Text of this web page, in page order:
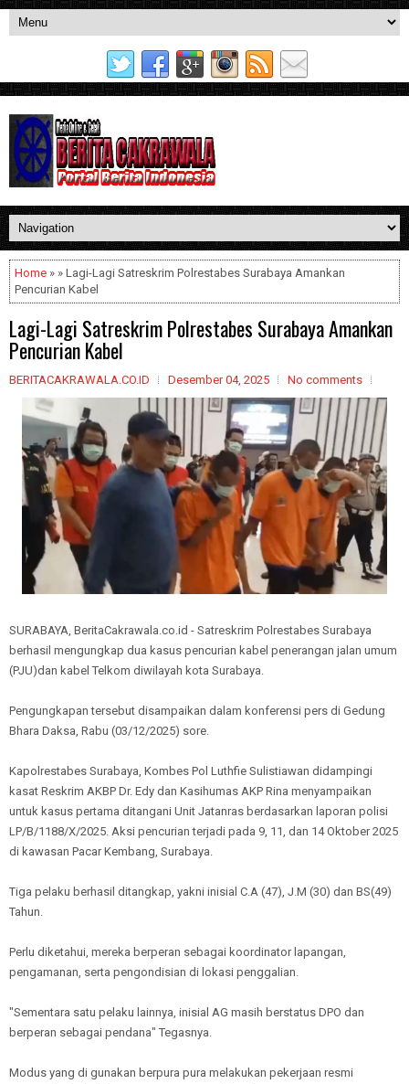
Home » » Lagi-Lagi Satreskrim Polrestabes Surabaya Amankan
Pencurian Kabel
Lagi-Lagi Satreskrim Polrestabes Surabaya Amankan
Pencurian Kabel
BERITACAKRAWALA.CO.ID Desember 04, 2025 No comments
SURABAYA, BeritaCakrawala.co.id - Satreskrim Polrestabes Surabaya
berhasil mengungkap dua kasus pencurian kabel penerangan jalan umum
(PJU)dan kabel Telkom diwilayah kota Surabaya.
Pengungkapan tersebut disampaikan dalam konferensi pers di Gedung
Bhara Daksa, Rabu (03/12/2025) sore.
Kapolrestabes Surabaya, Kombes Pol Luthfie Sulistiawan didampingi
kasat Reskrim AKBP Dr. Edy dan Kasihumas AKP Rina menyampaikan
untuk kasus pertama ditangani Unit Jatanras berdasarkan laporan polisi
LP/B/1188/X/2025. Aksi pencurian terjadi pada 9, 11, dan 14 Oktober 2025
di kawasan Pacar Kembang, Surabaya.
Tiga pelaku berhasil ditangkap, yakni inisial C.A (47), J.M (30) dan BS(49)
Tahun.
Perlu diketahui, mereka berperan sebagai koordinator lapangan,
pengamanan, serta pengondisian di lokasi penggalian.
"Sementara satu pelaku lainnya, inisial AG masih berstatus DPO dan
berperan sebagai pendana" Tegasnya.
Modus yang di gunakan berpura pura melakukan pekerjaan resmi